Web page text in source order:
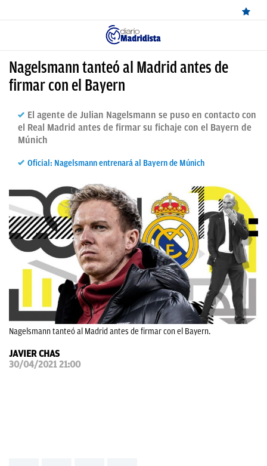
ÚLTIMAS
NOTICIAS
MADRID
FICHAJES
DIRECTO
FEMENINO
PAPARAZZI
Nagelsmann tanteó al Madrid antes de
firmar con el Bayern
El agente de Julian Nagelsmann se puso en contacto con
el Real Madrid antes de firmar su fichaje con el Bayern de
Múnich
Oficial: Nagelsmann entrenará al Bayern de Múnich
Nagelsmann tanteó al Madrid antes de firmar con el Bayern.
JAVIER CHAS
30/04/2021 21:00